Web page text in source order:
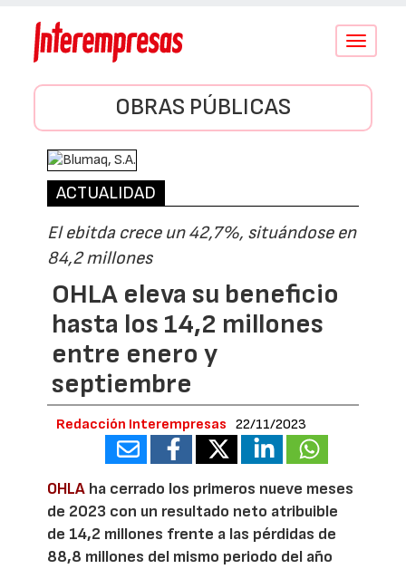
Conmutar
OBRAS PÚBLICAS
ACTUALIDAD
El ebitda crece un 42,7%, situándose en
84,2 millones
OHLA eleva su beneficio
hasta los 14,2 millones
entre enero y
septiembre
Redacción Interempresas 22/11/2023
OHLA ha cerrado los primeros nueve meses
de 2023 con un resultado neto atribuible
de 14,2 millones frente a las pérdidas de
88,8 millones del mismo periodo del año